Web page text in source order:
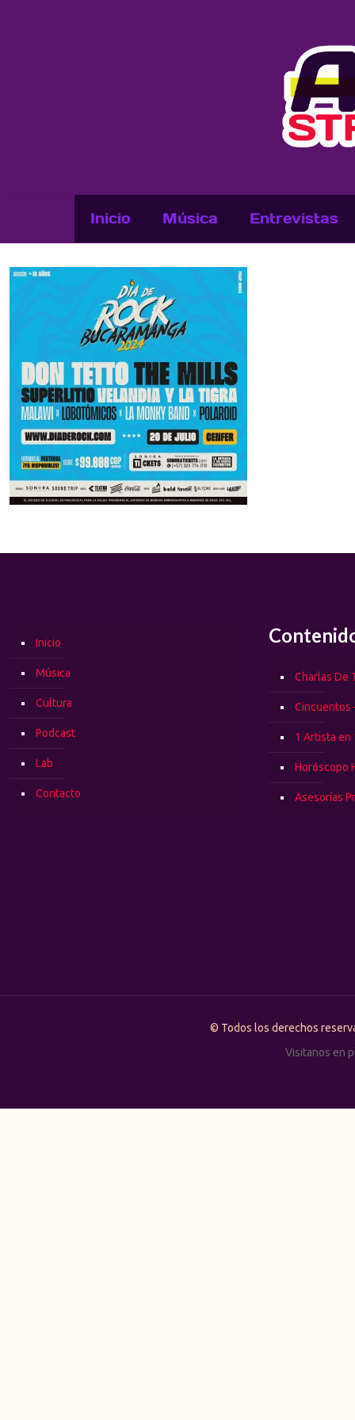
Inicio Música Entrevistas
Inicio
Música
Cultura
Podcast
Lab
Contacto
Charlas De
Cincuentos
1 Artista en
Horóscopo
Asesorías
© Todos los derechos
Visitanos en